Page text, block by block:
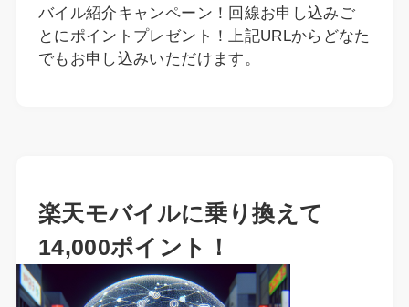
バイル紹介キャンペーン！回線お申し込みご
とにポイントプレゼント！上記URLからどなた
でもお申し込みいただけます。
楽天モバイルに乗り換えて
14,000ポイント！